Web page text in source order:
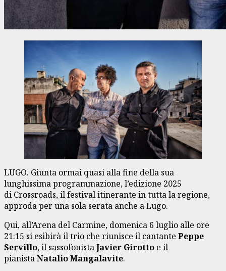
LUGO. Giunta ormai quasi alla fine della sua
lunghissima programmazione, l’edizione 2025
di Crossroads, il festival itinerante in tutta la regione,
approda per una sola serata anche a Lugo.
Qui, all’Arena del Carmine, domenica 6 luglio alle ore
21:15 si esibirà il trio che riunisce il cantante Peppe
Servillo, il sassofonistaJavier Girotto e il
pianistaNatalio Mangalavite.